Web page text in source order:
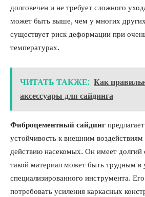
долговечен и не требует сложного
может быть выше, чем у многих
существует риск деформации при
температурах.
ЧИТАТЬ ТАКЖЕ: Как
аксессуары для сайдинга
Фиброцементный сайдинг
устойчивость к внешним
действию насекомых. Он имеет
такой материал может быть трудным в
специализированного инструмента.
потребовать усиления каркасных